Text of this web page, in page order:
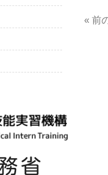
« 前